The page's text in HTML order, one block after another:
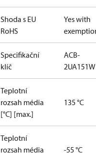
Shoda s EU
RoHS
Yes with
Specifikační
klíč
ACB-
2UA151W
Teplotní
rozsah média
[°C] [max.]
135 °C
Teplotní
rozsah média
-55 °C